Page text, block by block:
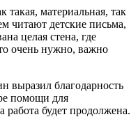
материальная, так
читают детские письма,
целая стена, где
очень нужно, важно
выразил благодарность
помощи для
работа будет продолжена.